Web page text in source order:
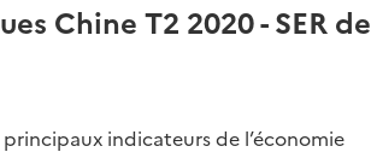
Chine T2 2020 - SER de
indicateurs de l’économie